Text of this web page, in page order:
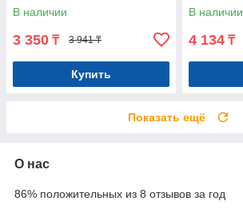
В наличии
3 350 ₸ 3 941 ₸
Купить
В наличии
4 134 ₸
Показать ещё
О нас
86% положительных из 8 отзывов за год